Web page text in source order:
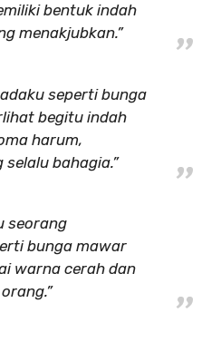
bentuk indah
menakjubkan.”
seperti bunga
begitu indah
harum,
bahagia.”
seorang
bunga mawar
warna cerah dan